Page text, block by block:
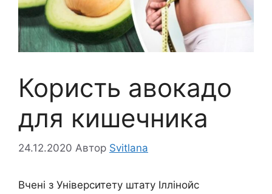
Користь авокадо
для кишечника
24.12.2020 Автор Svitlana
Вчені з Університету штату Іллінойс